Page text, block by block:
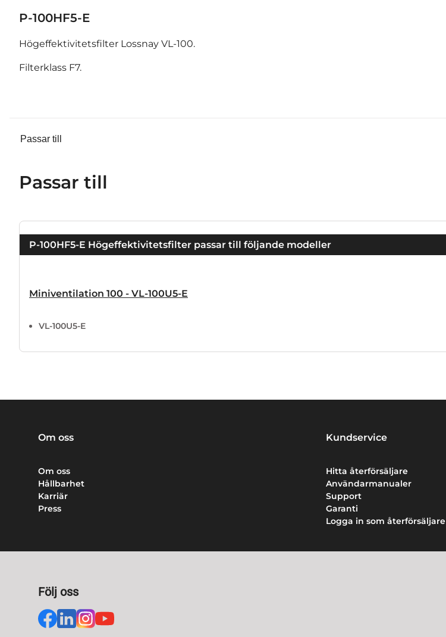
P-100HF5-E
Högeffektivitetsfilter Lossnay VL-100.
Filterklass F7.
Passar till
Passar till
P-100HF5-E Högeffektivitetsfilter passar till följande modeller
Miniventilation 100 - VL-100U5-E
VL-100U5-E
Om oss
Om oss
Hållbarhet
Karriär
Press
Kundservice
Hitta återförsäljare
Användarmanualer
Support
Garanti
Logga in som återförsäljare
Följ oss